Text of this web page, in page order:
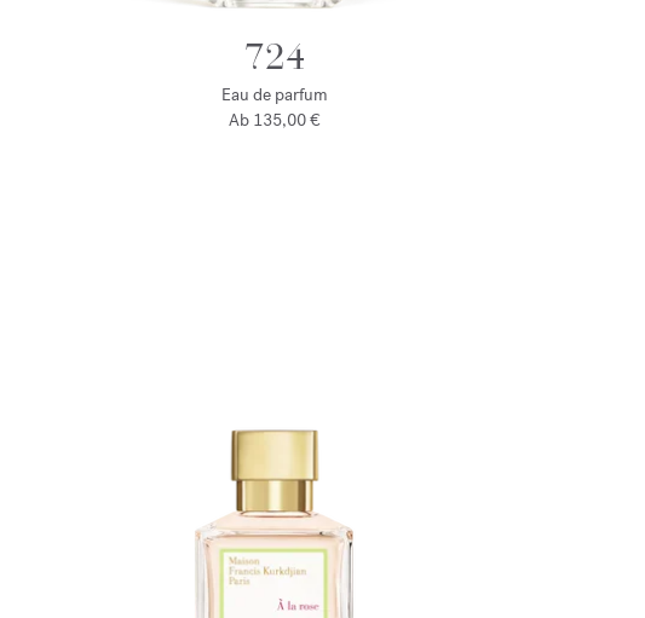
724
Eau de parfum
Ab 135,00 €